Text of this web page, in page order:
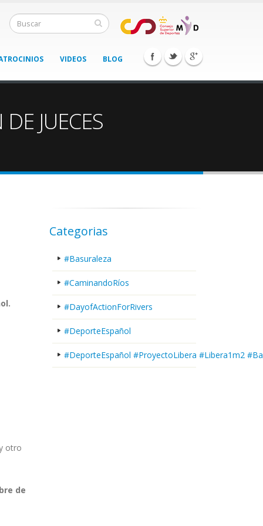
VIDEOS BLOG
JUECES
otro
de
Categorias
#Basuraleza
#CaminandoRíos
#DayofActionForRivers
#DeporteEspañol
#DeporteEspañol #ProyectoLibera #Libera1m2